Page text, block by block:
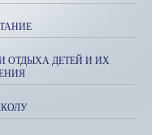
ОТДЫХА ДЕТЕЙ И ИХ